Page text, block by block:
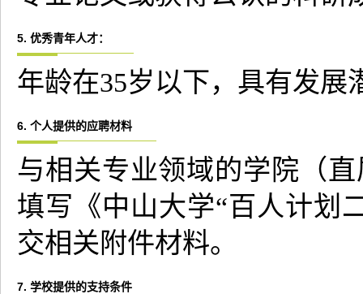
5. 优秀青年人才：
年龄在35岁以下，具有发展
6. 个人提供的应聘材料
与相关专业领域的学院（
填写《中山大学“百人计划
交相关附件材料。
7. 学校提供的支持条件